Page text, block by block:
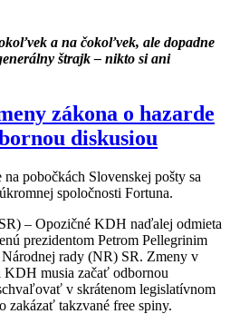
a na čokoľvek, ale dopadne
štrajk – nikto si ani
zákona o hazarde
diskusiou
pobočkách Slovenskej pošty sa
spoločnosti Fortuna.
– Opozičné KDH naďalej odmieta
prezidentom Petrom Pellegrinim
rady (NR) SR. Zmeny v
KDH musia začať odbornou
v skrátenom legislatívnom
takzvané free spiny.